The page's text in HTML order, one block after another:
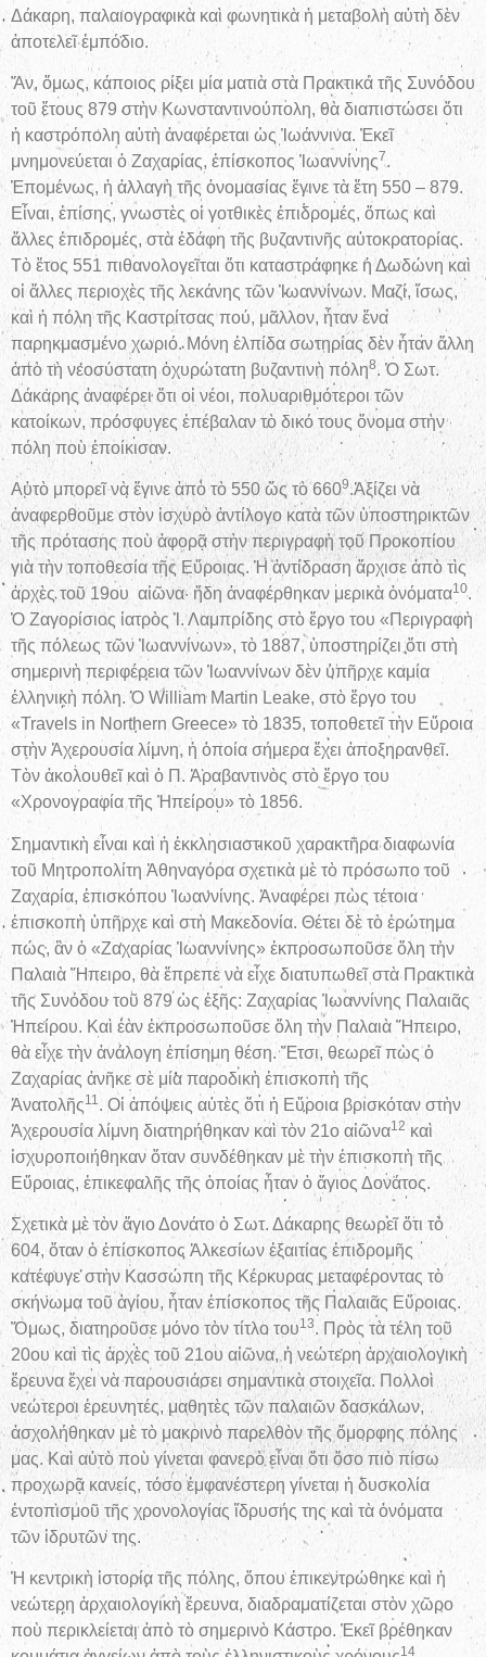
Δάκαρη, παλαιογραφικὰ καὶ φωνητικὰ ἡ μεταβολὴ αὐτὴ δὲν
ἀποτελεῖ ἐμπόδιο.
Ἄν, ὅμως, κάποιος ρίξει μία ματιὰ στὰ Πρακτικά τῆς Συνόδου
τοῦ ἔτους 879 στὴν Κωνσταντινούπολη, θὰ διαπιστώσει ὅτι
ἡ καστρόπολη αὐτὴ ἀναφέρεται ὡς Ἰωάννινα. Ἐκεῖ
μνημονεύεται ὁ Ζαχαρίας, ἐπίσκοπος Ἰωαννίνης7.
Ἑπομένως, ἡ ἀλλαγὴ τῆς ὀνομασίας ἔγινε τὰ ἔτη 550 – 879.
Εἶναι, ἐπίσης, γνωστὲς οἱ γοτθικὲς ἐπιδρομές, ὅπως καὶ
ἄλλες ἐπιδρομές, στὰ ἐδάφη τῆς βυζαντινῆς αὐτοκρατορίας.
Τὸ ἔτος 551 πιθανολογεῖται ὅτι καταστράφηκε ἡ Δωδώνη καὶ
οἱ ἄλλες περιοχὲς τῆς λεκάνης τῶν Ἰωαννίνων. Μαζί, ἴσως,
καὶ ἡ πόλη τῆς Καστρίτσας πού, μᾶλλον, ἦταν ἕνα
παρηκμασμένο χωριό. Μόνη ἐλπίδα σωτηρίας δὲν ἦταν ἄλλη
ἀπὸ τὴ νεοσύστατη ὀχυρώτατη βυζαντινὴ πόλη8. Ὁ Σωτ.
Δάκαρης ἀναφέρει ὅτι οἱ νέοι, πολυαριθμότεροι τῶν
κατοίκων, πρόσφυγες ἐπέβαλαν τὸ δικό τους ὄνομα στὴν
πόλη ποὺ ἐποίκισαν.
Αὐτὸ μπορεῖ νὰ ἔγινε ἀπὸ τὸ 550 ὥς τὸ 6609.Ἀξίζει νὰ
ἀναφερθοῦμε στὸν ἰσχυρὸ ἀντίλογο κατὰ τῶν ὑποστηρικτῶν
τῆς πρότασης ποὺ ἀφορᾷ στὴν περιγραφὴ τοῦ Προκοπίου
γιὰ τὴν τοποθεσία τῆς Εὔροιας. Ἡ ἀντίδραση ἄρχισε ἀπὸ τὶς
ἀρχὲς τοῦ 19ου αἰῶνα· ἤδη ἀναφέρθηκαν μερικὰ ὀνόματα10.
Ὁ Ζαγορίσιος ἰατρὸς Ἰ. Λαμπρίδης στὸ ἔργο του «Περιγραφὴ
τῆς πόλεως τῶν Ἰωαννίνων», τὸ 1887, ὑποστηρίζει ὅτι στὴ
σημερινὴ περιφέρεια τῶν Ἰωαννίνων δὲν ὑπῆρχε καμία
ἑλληνικὴ πόλη. Ὁ William Martin Leake, στὸ ἔργο του
«Travels in Northern Greece» τὸ 1835, τοποθετεῖ τὴν Εὔροια
στὴν Ἀχερουσία λίμνη, ἡ ὁποία σήμερα ἔχει ἀποξηρανθεῖ.
Τὸν ἀκολουθεῖ καὶ ὁ Π. Ἀραβαντινὸς στὸ ἔργο του
«Χρονογραφία τῆς Ἠπείρου» τὸ 1856.
Σημαντικὴ εἶναι καὶ ἡ ἐκκλησιαστικοῦ χαρακτῆρα διαφωνία
τοῦ Μητροπολίτη Ἀθηναγόρα σχετικὰ μὲ τὸ πρόσωπο τοῦ
Ζαχαρία, ἐπισκόπου Ἰωαννίνης. Ἀναφέρει πὼς τέτοια
ἐπισκοπὴ ὑπῆρχε καὶ στὴ Μακεδονία. Θέτει δὲ τὸ ἐρώτημα
πώς, ἂν ὁ «Ζαχαρίας Ἰωαννίνης» ἐκπροσωποῦσε ὅλη τὴν
Παλαιὰ Ἤπειρο, θὰ ἔπρεπε νὰ εἶχε διατυπωθεῖ στὰ Πρακτικὰ
τῆς Συνόδου τοῦ 879 ὡς ἑξῆς: Ζαχαρίας Ἰωαννίνης Παλαιᾶς
Ἠπείρου. Καὶ ἐὰν ἐκπροσωποῦσε ὅλη τὴν Παλαιὰ Ἤπειρο,
θὰ εἶχε τὴν ἀνάλογη ἐπίσημη θέση. Ἔτσι, θεωρεῖ πὼς ὁ
Ζαχαρίας ἀνῆκε σὲ μία παροδικὴ ἐπισκοπὴ τῆς
Ἀνατολῆς11 . Οἱ ἀπόψεις αὐτὲς ὅτι ἡ Εὔροια βρισκόταν στὴν
Ἀχερουσία λίμνη διατηρήθηκαν καὶ τὸν 21ο αἰῶνα12 καὶ
ἰσχυροποιήθηκαν ὅταν συνδέθηκαν μὲ τὴν ἐπισκοπὴ τῆς
Εὔροιας, ἐπικεφαλῆς τῆς ὁποίας ἦταν ὁ ἅγιος Δονάτος.
Σχετικὰ μὲ τὸν ἅγιο Δονάτο ὁ Σωτ. Δάκαρης θεωρεῖ ὅτι τὸ
604, ὅταν ὁ ἐπίσκοπος Ἀλκεσίων ἐξαιτίας ἐπιδρομῆς
κατέφυγε στὴν Κασσώπη τῆς Κέρκυρας μεταφέροντας τὸ
σκήνωμα τοῦ ἁγίου, ἦταν ἐπίσκοπος τῆς Παλαιᾶς Εὔροιας.
Ὅμως, διατηροῦσε μόνο τὸν τίτλο του13. Πρὸς τὰ τέλη τοῦ
20ου καὶ τὶς ἀρχὲς τοῦ 21ου αἰῶνα, ἡ νεώτερη ἀρχαιολογικὴ
ἔρευνα ἔχει νὰ παρουσιάσει σημαντικὰ στοιχεῖα. Πολλοὶ
νεώτεροι ἐρευνητές, μαθητὲς τῶν παλαιῶν δασκάλων,
ἀσχολήθηκαν μὲ τὸ μακρινὸ παρελθὸν τῆς ὄμορφης πόλης
μας. Καὶ αὐτὸ ποὺ γίνεται φανερὸ εἶναι ὅτι ὅσο πιὸ πίσω
προχωρᾷ κανείς, τόσο ἐμφανέστερη γίνεται ἡ δυσκολία
ἐντοπισμοῦ τῆς χρονολογίας ἵδρυσής της καὶ τὰ ὀνόματα
τῶν ἱδρυτῶν της.
Ἡ κεντρικὴ ἱστορία τῆς πόλης, ὅπου ἐπικεντρώθηκε καὶ ἡ
νεώτερη ἀρχαιολογικὴ ἔρευνα, διαδραματίζεται στὸν χῶρο
ποὺ περικλείεται ἀπὸ τὸ σημερινὸ Κάστρο. Ἐκεῖ βρέθηκαν
14